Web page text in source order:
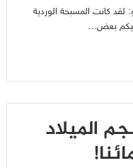
لقد كانت المسبحة الوردية
بعض…
الميلاد